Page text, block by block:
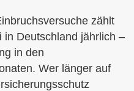
zählt
in Deutschland jährlich –
in den
Wer länger auf